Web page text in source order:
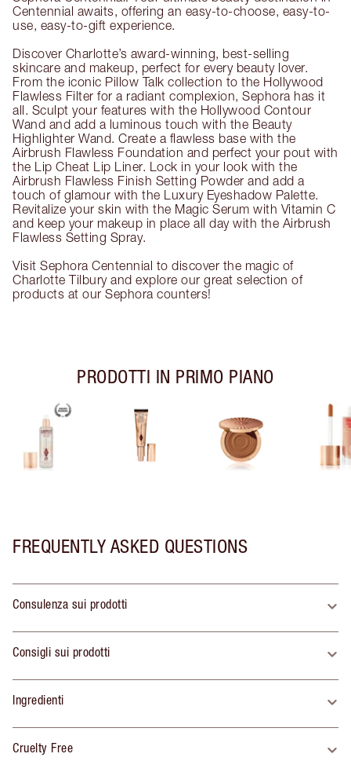
Centennial awaits, offering an easy-to-choose, easy-to-
use, easy-to-gift experience.
Discover Charlotte’s award-winning, best-selling
skincare and makeup, perfect for every beauty lover.
From the iconic Pillow Talk collection to the Hollywood
Flawless Filter for a radiant complexion, Sephora has it
all. Sculpt your features with the Hollywood Contour
Wand and add a luminous touch with the Beauty
Highlighter Wand. Create a flawless base with the
Airbrush Flawless Foundation and perfect your pout with
the Lip Cheat Lip Liner. Lock in your look with the
Airbrush Flawless Finish Setting Powder and add a
touch of glamour with the Luxury Eyeshadow Palette.
Revitalize your skin with the Magic Serum with Vitamin C
and keep your makeup in place all day with the Airbrush
Flawless Setting Spray.
Visit Sephora Centennial to discover the magic of
Charlotte Tilbury and explore our great selection of
products at our Sephora counters!
PRODOTTI IN PRIMO PIANO
FREQUENTLY ASKED QUESTIONS
Consulenza sui prodotti
Consigli sui prodotti
Ingredienti
Cruelty Free